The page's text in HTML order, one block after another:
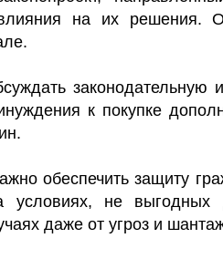
на их решения.
законодательную
к покупке
обеспечить защиту
условиях, не
даже от угроз и